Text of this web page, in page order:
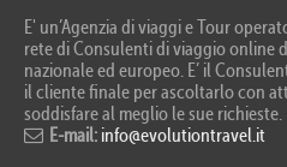
E' un’Agenzia di viaggi e Tour
rete di Consulenti di viaggio online
nazionale ed europeo. E’ il
il cliente finale per ascoltarlo con
soddisfare al meglio le sue richieste.
E-mail: info@evolutiontravel.it